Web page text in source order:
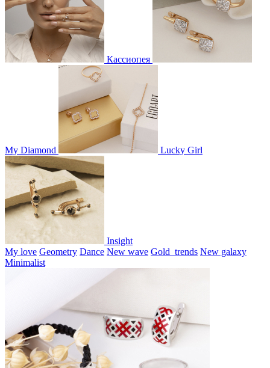
Кассиопея
My Diamond Lucky Girl
Insight
My love Geometry Dance New wave Gold_trends New galaxy
Minimalist